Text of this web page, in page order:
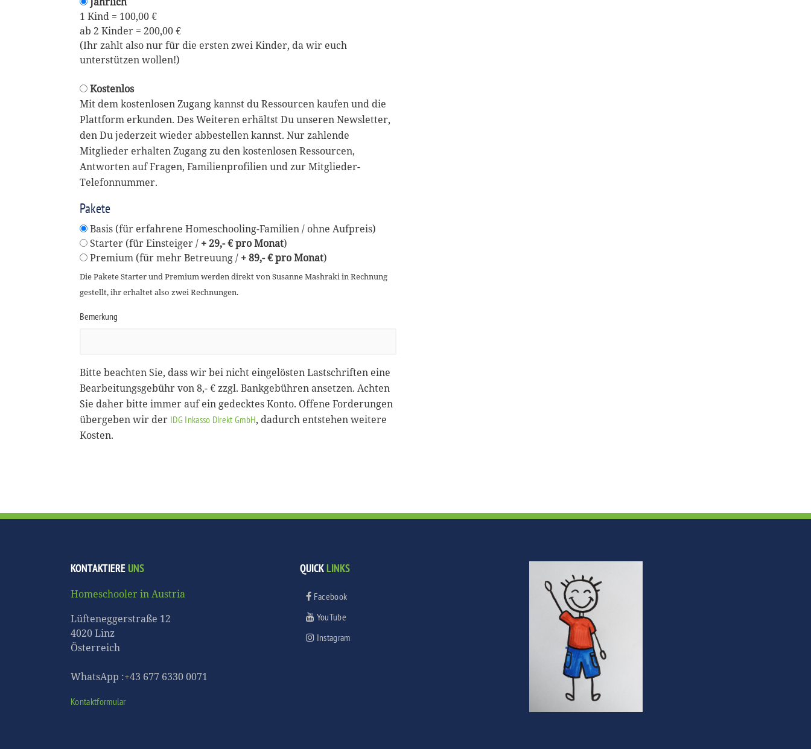
1 Kind = 100,00 €
ab 2 Kinder = 200,00 €
(Ihr zahlt also nur für die ersten zwei Kinder, da wir euch
unterstützen wollen!)
Kostenlos
Mit dem kostenlosen Zugang kannst du Ressourcen kaufen und die
Plattform erkunden. Des Weiteren erhältst Du unseren Newsletter,
den Du jederzeit wieder abbestellen kannst. Nur zahlende
Mitglieder erhalten Zugang zu den kostenlosen Ressourcen,
Antworten auf Fragen, Familienprofilien und zur Mitglieder-
Telefonnummer.
Pakete
Basis (für erfahrene Homeschooling-Familien / ohne Aufpreis)
Starter (für Einsteiger / + 29,- € pro Monat)
Premium (für mehr Betreuung / + 89,- € pro Monat)
Die Pakete Starter und Premium werden direkt von Susanne Mashraki in Rechnung
gestellt, ihr erhaltet also zwei Rechnungen.
Bemerkung
Bitte beachten Sie, dass wir bei nicht eingelösten Lastschriften eine
Bearbeitungsgebühr von 8,- € zzgl. Bankgebühren ansetzen. Achten
Sie daher bitte immer auf ein gedecktes Konto. Offene Forderungen
übergeben wir der IDG Inkasso Direkt GmbH, dadurch entstehen weitere
Kosten.
KONTAKTIEREUNS
Homeschooler in Austria
Lüfteneggerstraße 12
4020 Linz
Österreich
WhatsApp :+43 677 6330 0071
Kontaktformular
QUICKLINKS
Facebook
YouTube
Instagram